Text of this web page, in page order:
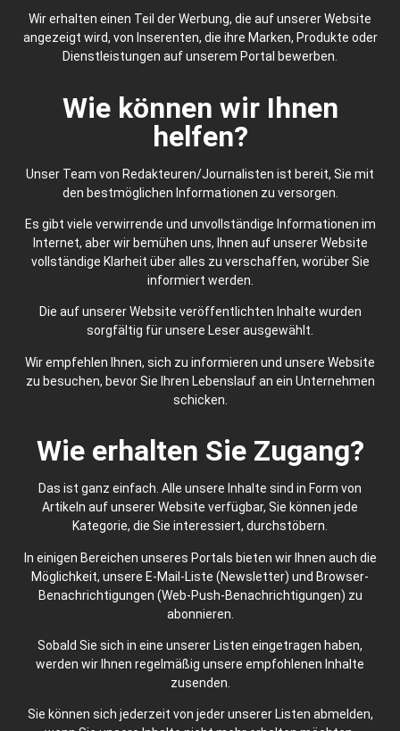
Wir erhalten einen Teil der Werbung, die auf unserer Website
angezeigt wird, von Inserenten, die ihre Marken, Produkte oder
Dienstleistungen auf unserem Portal bewerben.
Wie können wir Ihnen
helfen?
Unser Team von Redakteuren/Journalisten ist bereit, Sie mit
den bestmöglichen Informationen zu versorgen.
Es gibt viele verwirrende und unvollständige Informationen im
Internet, aber wir bemühen uns, Ihnen auf unserer Website
vollständige Klarheit über alles zu verschaffen, worüber Sie
informiert werden.
Die auf unserer Website veröffentlichten Inhalte wurden
sorgfältig für unsere Leser ausgewählt.
Wir empfehlen Ihnen, sich zu informieren und unsere Website
zu besuchen, bevor Sie Ihren Lebenslauf an ein Unternehmen
schicken.
Wie erhalten Sie Zugang?
Das ist ganz einfach. Alle unsere Inhalte sind in Form von
Artikeln auf unserer Website verfügbar, Sie können jede
Kategorie, die Sie interessiert, durchstöbern.
In einigen Bereichen unseres Portals bieten wir Ihnen auch die
Möglichkeit, unsere E-Mail-Liste (Newsletter) und Browser-
Benachrichtigungen (Web-Push-Benachrichtigungen) zu
abonnieren.
Sobald Sie sich in eine unserer Listen eingetragen haben,
werden wir Ihnen regelmäßig unsere empfohlenen Inhalte
zusenden.
Sie können sich jederzeit von jeder unserer Listen abmelden,